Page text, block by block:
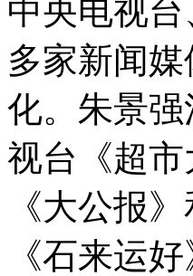
中央电视
多家新闻
化。朱景
视台《超
《大公报
《石来运